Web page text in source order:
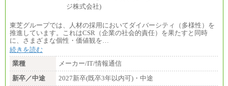
東芝グループでは、人材の採用においてダイバーシティ（多様性）を
推進しています。これはCSR（企業の社会的責任）を果たすと同時
に、さまざまな個性・価値観を…
続きを読む
業種
メーカー/IT/情報通信
新卒／中途
2027新卒(既卒3年以内可)・中途